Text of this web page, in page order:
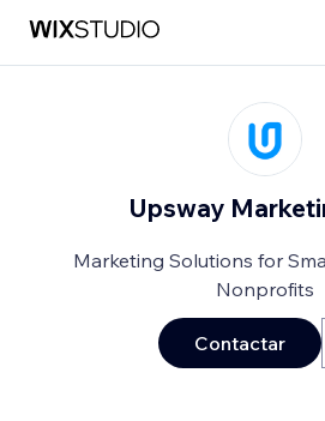
Upsway
Marketing Solutions for
Nonprofits
Contactar